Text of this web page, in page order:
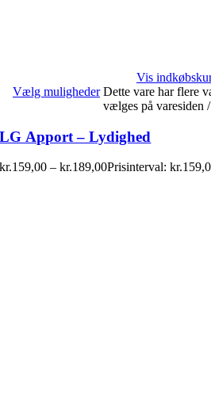
Vis
Vælg muligheder Dette vare har flere
vælges på varesiden /
LG Apport – Lydighed
kr.159,00 – kr.189,00Prisinterval: